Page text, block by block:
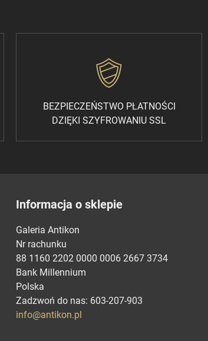
BEZPIECZEŃSTWO PŁATNOŚCI
DZIĘKI SZYFROWANIU SSL
Informacja o sklepie
Galeria Antikon
Nr rachunku
88 1160 2202 0000 0006 2667 3734
Bank Millennium
Polska
Zadzwoń do nas: 603-207-903
info@antikon.pl